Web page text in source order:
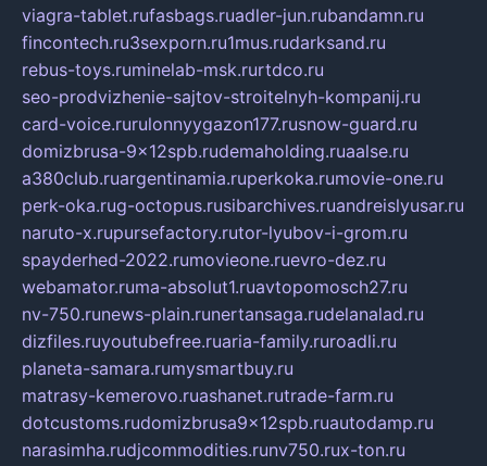
viagra-tablet.rufasbags.ruadler-jun.rubandamn.ru
fincontech.ru3sexporn.ru1mus.rudarksand.ru
rebus-toys.ruminelab-msk.rurtdco.ru
seo-prodvizhenie-sajtov-stroitelnyh-kompanij.ru
card-voice.rurulonnyygazon177.rusnow-guard.ru
domizbrusa-9x12spb.rudemaholding.ruaalse.ru
a380club.ruargentinamia.ruperkoka.rumovie-one.ru
perk-oka.rug-octopus.rusibarchives.ruandreislyusar.ru
naruto-x.rupursefactory.rutor-lyubov-i-grom.ru
spayderhed-2022.rumovieone.ruevro-dez.ru
webamator.ruma-absolut1.ruavtopomosch27.ru
nv-750.runews-plain.runertansaga.rudelanalad.ru
dizfiles.ruyoutubefree.ruaria-family.ruroadli.ru
planeta-samara.rumysmartbuy.ru
matrasy-kemerovo.ruashanet.rutrade-farm.ru
dotcustoms.rudomizbrusa9x12spb.ruautodamp.ru
narasimha.rudjcommodities.runv750.rux-ton.ru